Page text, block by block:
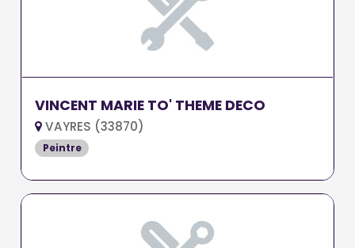
VINCENT MARIE TO' THEME DECO
VAYRES (33870)
Peintre